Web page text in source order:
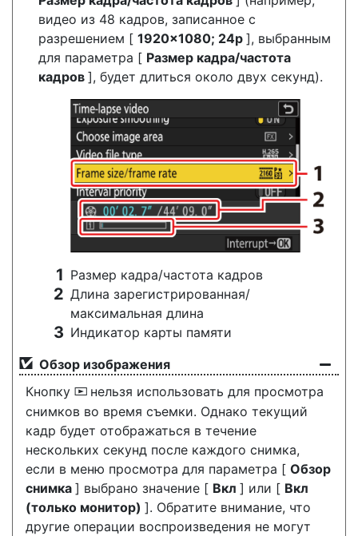
видео из 48 кадров, записанное с
разрешением [ 1920×1080; 24p ], выбранным
для параметра [ Размер кадра/частота
кадров ], будет длиться около двух секунд).
Размер кадра/частота кадров
Длина зарегистрированная/
максимальная длина
Индикатор карты памяти
Обзор изображения
Кнопку K нельзя использовать для просмотра
снимков во время съемки. Однако текущий
кадр будет отображаться в течение
нескольких секунд после каждого снимка,
если в меню просмотра для параметра [ Обзор
снимка ] выбрано значение [ Вкл ] или [ Вкл
(только монитор) ]. Обратите внимание, что
другие операции воспроизведения не могут